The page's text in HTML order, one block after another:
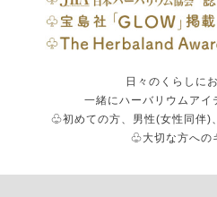
日々のくらしに
一緒にハーバリウムアイ
♧初めての方、男性(女性同伴)
♧大切な方への